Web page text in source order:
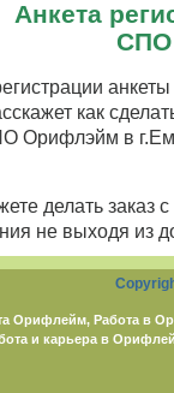
Анкета
СПО
как
Орифлэйм в
делать заказ
не выходя из
Орифлейм, Работа в
и карьера в